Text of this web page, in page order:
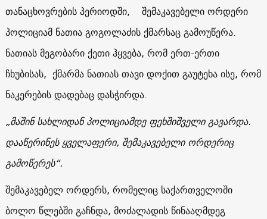
თანაცხოვრების პერიოდში, შემაკავებელი ორდერი
პოლიციამ ნათია გოგოლაძის ქმარსაც გამოუწერა.
ნათიას მეგობარი ქეთი ჰყვება, რომ ერთ-ერთი
ჩხუბისას, ქმარმა ნათიას თავი დოქით გაუტეხა ისე, რომ
ნაკერების დადებაც დასჭირდა.
„მაშინ სახლიდან პოლიციამდე ფეხშიშველი გავარდა.
დააწერინეს ყველაფერი, შემაკავებელი ორდერიც
გამოწერეს“.
შემაკავებელ ორდერს, რომელიც საქართველოში
ბოლო წლებში გაჩნდა, მოძალადის წინააღმდეგ